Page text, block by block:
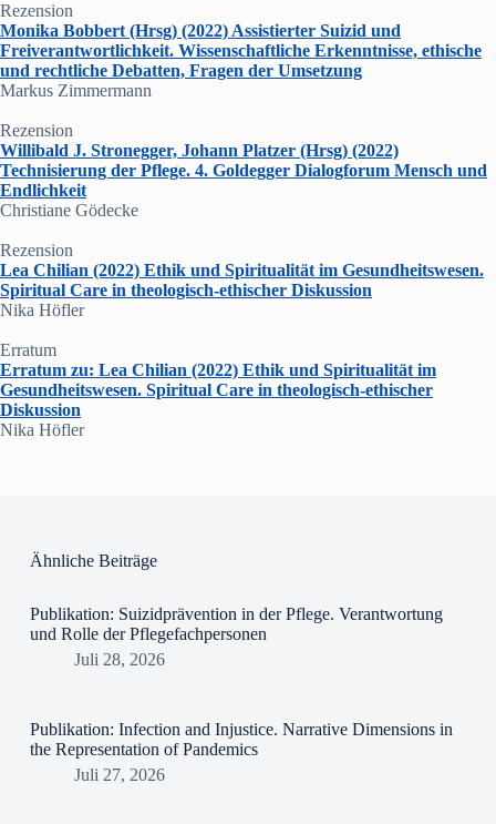
Rezension
Monika Bobbert (Hrsg) (2022) Assistierter Suizid und
Freiverantwortlichkeit. Wissenschaftliche Erkenntnisse, ethische
und rechtliche Debatten, Fragen der Umsetzung
Markus Zimmermann
Rezension
Willibald J. Stronegger, Johann Platzer (Hrsg) (2022)
Technisierung der Pflege. 4. Goldegger Dialogforum Mensch und
Endlichkeit
Christiane Gödecke
Rezension
Lea Chilian (2022) Ethik und Spiritualität im Gesundheitswesen.
Spiritual Care in theologisch-ethischer Diskussion
Nika Höfler
Erratum
Erratum zu: Lea Chilian (2022) Ethik und Spiritualität im
Gesundheitswesen. Spiritual Care in theologisch-ethischer
Diskussion
Nika Höfler
Ähnliche Beiträge
Publikation: Suizidprävention in der Pflege. Verantwortung
und Rolle der Pflegefachpersonen
Juli 28, 2026
Publikation: Infection and Injustice. Narrative Dimensions in
the Representation of Pandemics
Juli 27, 2026